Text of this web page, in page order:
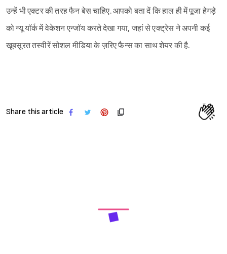
उन्हें भी एक्टर की तरह फैन बेस चाहिए. आपको बता दें कि हाल ही में पूजा हेगड़े
को न्यू यॉर्क में वेकेशन एन्जॉय करते देखा गया, जहां से एक्ट्रेस ने अपनी कई
खूबसूरत तस्वीरें सोशल मीडिया के ज़रिए फैन्स का साथ शेयर की है.
Share this article